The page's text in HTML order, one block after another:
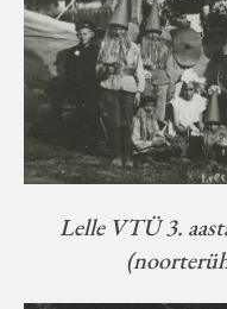
Lelle VTÜ 3.